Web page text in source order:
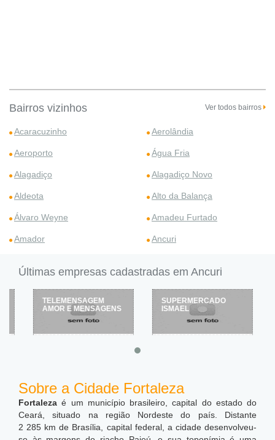
Bairros vizinhos Ver todos bairros
Acaracuzinho Aerolândia
Aeroporto Água Fria
Alagadiço Alagadiço Novo
Aldeota Alto da Balança
Álvaro Weyne Amadeu Furtado
Amador Ancuri
Últimas empresas cadastradas em Ancuri
TELEMENSAGEM
AMOR E MENSAGENS
SUPERMERCADO
ISMAEL
Sobre a Cidade Fortaleza
Fortaleza é um município brasileiro, capital do estado do
Ceará, situado na região Nordeste do país. Distante
2 285 km de Brasília, capital federal, a cidade desenvolveu-